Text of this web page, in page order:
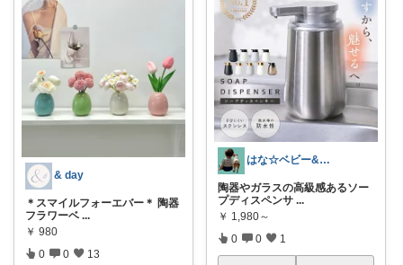
& day
＊スマイルフォーエバー＊ 陶器
フラワーベ ...
￥ 980
0 0 13
はな☆ベビー&キッズ
陶器やガラスの高級感あるソー
プディスペンサ ...
￥ 1,980～
0 0 1